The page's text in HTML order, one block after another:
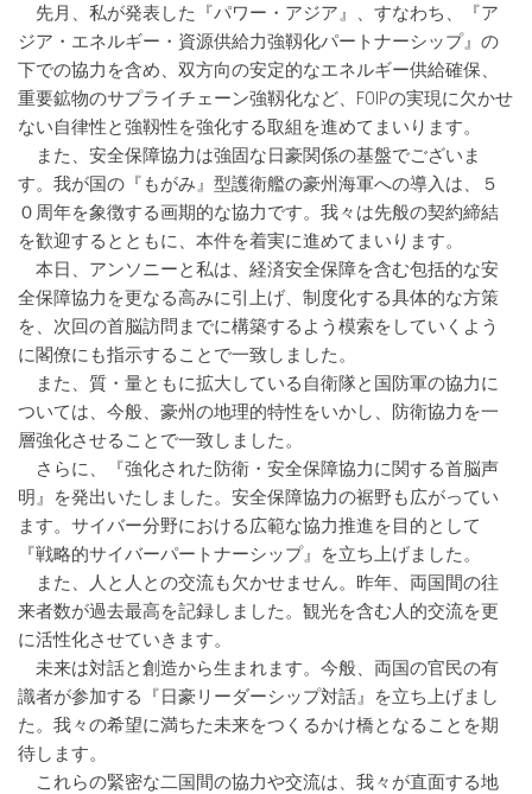
先月、私が発表した『パワー・アジア』、すなわち、『ア
ジア・エネルギー・資源供給力強靱化パートナーシップ』の
下での協力を含め、双方向の安定的なエネルギー供給確保、
重要鉱物のサプライチェーン強靱化など、FOIPの実現に欠かせ
ない自律性と強靱性を強化する取組を進めてまいります。
また、安全保障協力は強固な日豪関係の基盤でございま
す。我が国の『もがみ』型護衛艦の豪州海軍への導入は、５
０周年を象徴する画期的な協力です。我々は先般の契約締結
を歓迎するとともに、本件を着実に進めてまいります。
本日、アンソニーと私は、経済安全保障を含む包括的な安
全保障協力を更なる高みに引上げ、制度化する具体的な方策
を、次回の首脳訪問までに構築するよう模索をしていくよう
に閣僚にも指示することで一致しました。
また、質・量ともに拡大している自衛隊と国防軍の協力に
ついては、今般、豪州の地理的特性をいかし、防衛協力を一
層強化させることで一致しました。
さらに、『強化された防衛・安全保障協力に関する首脳声
明』を発出いたしました。安全保障協力の裾野も広がってい
ます。サイバー分野における広範な協力推進を目的として
『戦略的サイバーパートナーシップ』を立ち上げました。
また、人と人との交流も欠かせません。昨年、両国間の往
来者数が過去最高を記録しました。観光を含む人的交流を更
に活性化させていきます。
未来は対話と創造から生まれます。今般、両国の官民の有
識者が参加する『日豪リーダーシップ対話』を立ち上げまし
た。我々の希望に満ちた未来をつくるかけ橋となることを期
待します。
これらの緊密な二国間の協力や交流は、我々が直面する地